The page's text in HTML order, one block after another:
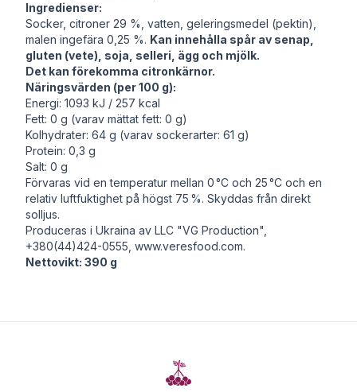
Ingredienser:
Socker, citroner 29 %, vatten, geleringsmedel (pektin),
malen ingefära 0,25 %. Kan innehålla spår av senap,
gluten (vete), soja, selleri, ägg och mjölk.
Det kan förekomma citronkärnor.
Näringsvärden (per 100 g):
Energi: 1093 kJ / 257 kcal
Fett: 0 g (varav mättat fett: 0 g)
Kolhydrater: 64 g (varav sockerarter: 61 g)
Protein: 0,3 g
Salt: 0 g
Förvaras vid en temperatur mellan 0 °C och 25 °C och en
relativ luftfuktighet på högst 75 %. Skyddas från direkt
solljus.
Produceras i Ukraina av LLC "VG Production",
+380(44)424-0555, www.veresfood.com.
Nettovikt: 390 g